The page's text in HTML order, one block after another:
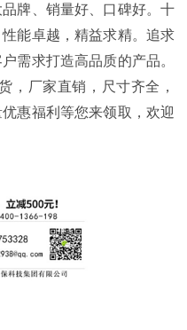
牌、销量好、口碑好。十
能卓越，精益求精。追求
需求打造高品质的产品。
，厂家直销，尺寸齐全，
惠福利等您来领取，欢迎